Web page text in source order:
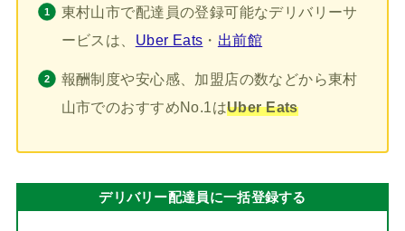
東村山市で配達員の登録可能なデリバリーサ
ービスは、 Uber Eats ・ 出前館
報酬制度や安心感、加盟店の数などから東村
山市でのおすすめNo.1はUber Eats
デリバリー配達員に一括登録する